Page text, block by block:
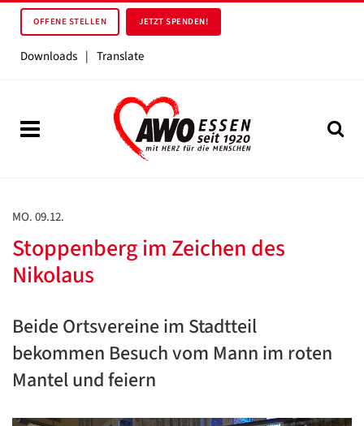
OFFENE STELLEN JETZT SPENDEN!
Downloads | Translate
MO. 09.12.
Stoppenberg im Zeichen des
Nikolaus
Beide Ortsvereine im Stadtteil
bekommen Besuch vom Mann im roten
Mantel und feiern